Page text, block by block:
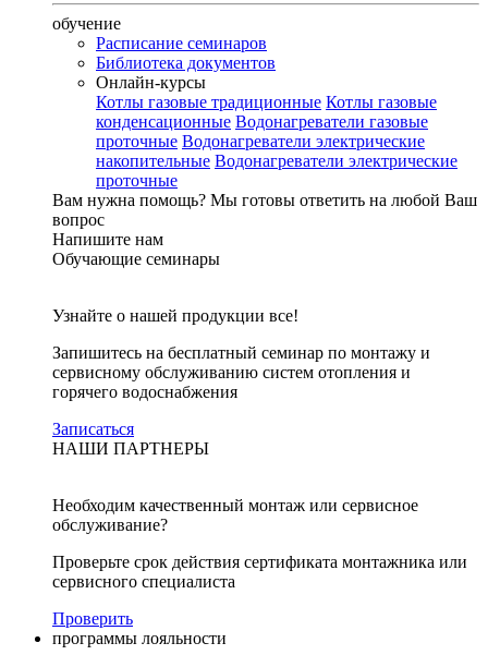
обучение
Расписание семинаров
Библиотека документов
Онлайн-курсы
Котлы газовые традиционные Котлы газовые
конденсационные Водонагреватели газовые
проточные Водонагреватели электрические
накопительные Водонагреватели электрические
проточные
Вам нужна помощь? Мы готовы ответить на любой Ваш
вопрос
Напишите нам
Обучающие семинары
Узнайте о нашей продукции все!
Запишитесь на бесплатный семинар по монтажу и
сервисному обслуживанию систем отопления и
горячего водоснабжения
Записаться
НАШИ ПАРТНЕРЫ
Необходим качественный монтаж или сервисное
обслуживание?
Проверьте срок действия сертификата монтажника или
сервисного специалиста
Проверить
программы лояльности